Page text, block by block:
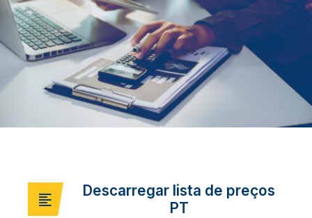
Descarregar lista de preços
PT